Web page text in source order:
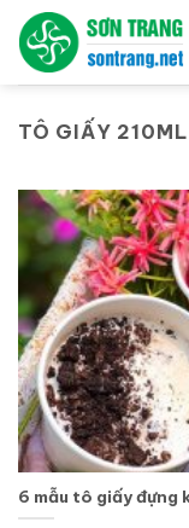
qua
TÔ GIẤY 210ML
6 mẫu tô giấy đựng